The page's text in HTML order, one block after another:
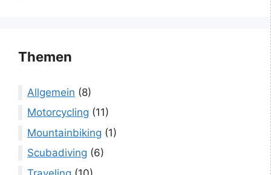
Themen
Allgemein (8)
Motorcycling (11)
Mountainbiking (1)
Scubadiving (6)